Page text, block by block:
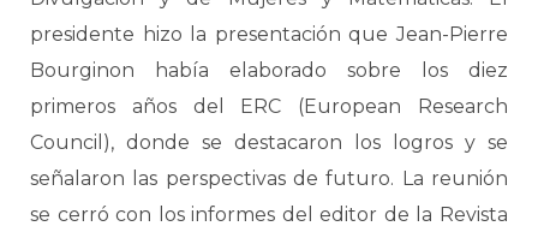
presidente hizo la presentación que Jean-Pierre
Bourginon había elaborado sobre los diez
primeros años del ERC (European Research
Council), donde se destacaron los logros y se
señalaron las perspectivas de futuro. La reunión
se cerró con los informes del editor de la Revista